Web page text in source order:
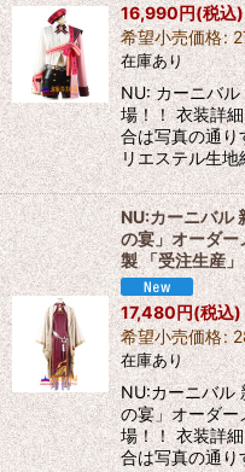
16,990円(税込)
希望小売価格:
在庫あり
NU: カーニバ
場！！ 衣装詳
合は写真の通り
リエステル生
NU:カーニバル
の宴」オーダ
製 「受注生産」
17,480円(税込)
希望小売価格:
在庫あり
NU:カーニバル
の宴」オーダー
場！！ 衣装詳
合は写真の通